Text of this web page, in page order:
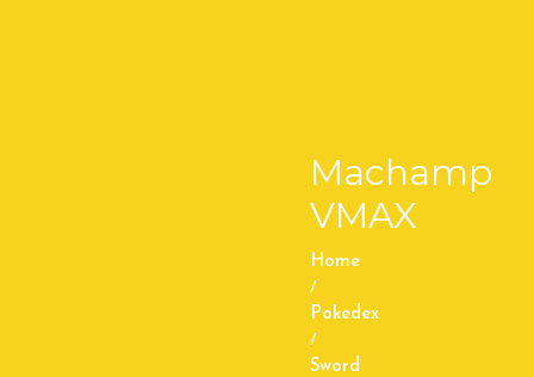
Machamp
VMAX
Home
/
Pokedex
/
Sword